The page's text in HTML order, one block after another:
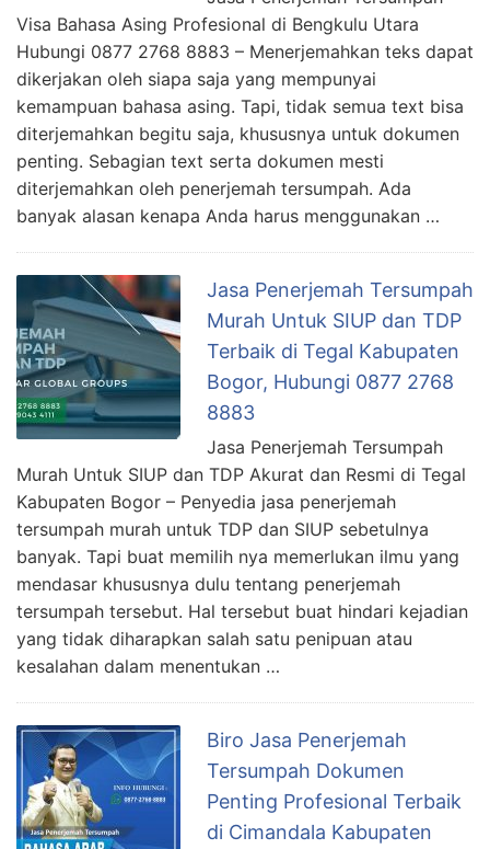
Visa Bahasa Asing Profesional di Bengkulu Utara
Hubungi 0877 2768 8883 – Menerjemahkan teks dapat
dikerjakan oleh siapa saja yang mempunyai
kemampuan bahasa asing. Tapi, tidak semua text bisa
diterjemahkan begitu saja, khususnya untuk dokumen
penting. Sebagian text serta dokumen mesti
diterjemahkan oleh penerjemah tersumpah. Ada
banyak alasan kenapa Anda harus menggunakan …
Jasa Penerjemah Tersumpah
Murah Untuk SIUP dan TDP
Terbaik di Tegal Kabupaten
Bogor, Hubungi 0877 2768
8883
Jasa Penerjemah Tersumpah
Murah Untuk SIUP dan TDP Akurat dan Resmi di Tegal
Kabupaten Bogor – Penyedia jasa penerjemah
tersumpah murah untuk TDP dan SIUP sebetulnya
banyak. Tapi buat memilih nya memerlukan ilmu yang
mendasar khususnya dulu tentang penerjemah
tersumpah tersebut. Hal tersebut buat hindari kejadian
yang tidak diharapkan salah satu penipuan atau
kesalahan dalam menentukan …
Biro Jasa Penerjemah
Tersumpah Dokumen
Penting Profesional Terbaik
di Cimandala Kabupaten